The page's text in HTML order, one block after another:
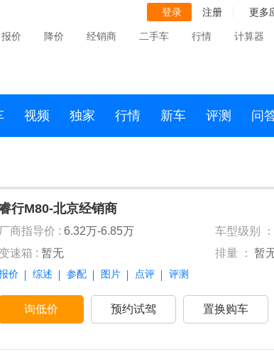
登录 注册 更多
报价 降价 经销商 二手车 行情 计算器
视频 独家 行情 新车 评测 问
行M80-北京经销商
厂商指导价 : 6.32万-6.85万 车型级别 ：
速箱 : 暂无 排量 ： 暂
价 综述 参配 图片 点评 评测
询低价 预约试驾 置换购车